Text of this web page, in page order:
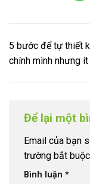
5 bước để tự thiết
chính mình nhưng
Để lại một
Email của bạn
trường bắt
Bình luận *